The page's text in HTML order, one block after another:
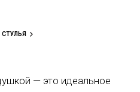
СТУЛЬЯ
— это идеальное